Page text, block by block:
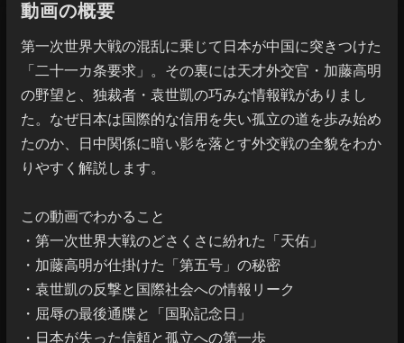
動画の概要
第一次世界大戦の混乱に乗じて日本が中国に突きつけた
「二十一カ条要求」。その裏には天才外交官・加藤高明
の野望と、独裁者・袁世凱の巧みな情報戦がありまし
た。なぜ日本は国際的な信用を失い孤立の道を歩み始め
たのか、日中関係に暗い影を落とす外交戦の全貌をわか
りやすく解説します。
この動画でわかること
・第一次世界大戦のどさくさに紛れた「天佑」
・加藤高明が仕掛けた「第五号」の秘密
・袁世凱の反撃と国際社会への情報リーク
・屈辱の最後通牒と「国恥記念日」
・日本が失った信頼と孤立への第一歩